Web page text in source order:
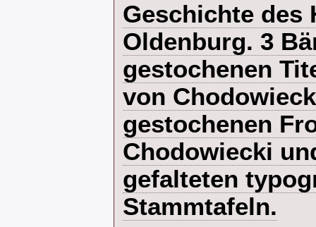
‎Geschichte des
Oldenburg. 3
gestochenen
von
gestochenen
Chodowiecki
gefalteten
Stammtafeln.‎